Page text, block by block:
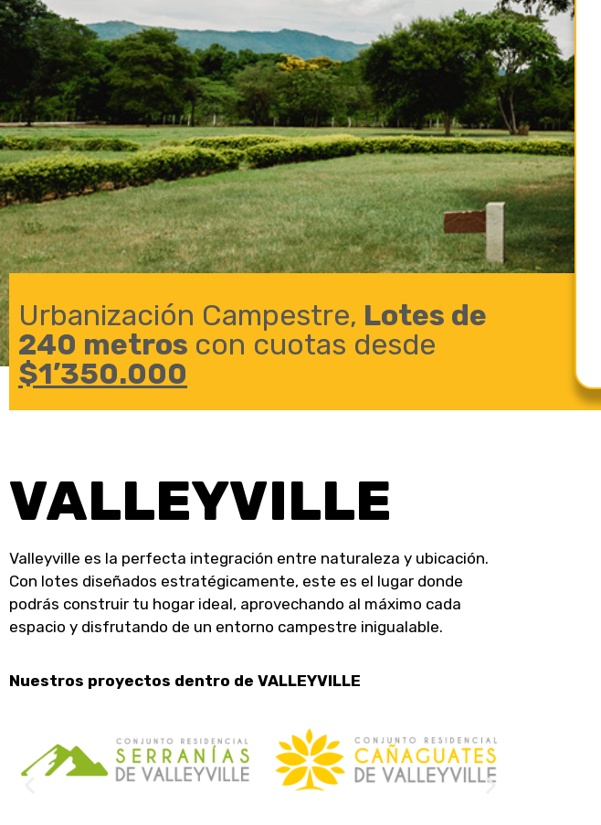
Urbanización Campestre, Lotes de
240 metros con cuotas desde
$1’350.000
VALLEYVILLE
Valleyville es la perfecta integración entre naturaleza y ubicación.
Con lotes diseñados estratégicamente, este es el lugar donde
podrás construir tu hogar ideal, aprovechando al máximo cada
espacio y disfrutando de un entorno campestre inigualable.
Nuestros proyectos dentro de VALLEYVILLE